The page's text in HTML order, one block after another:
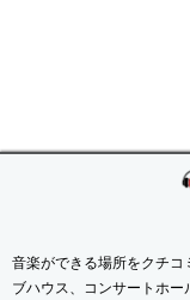
音楽ができる場所をクチコ
ブハウス、コンサートホ